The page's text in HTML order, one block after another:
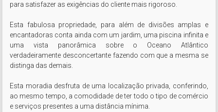
para satisfazer as exigências do cliente mais rigoroso.
Esta fabulosa propriedade, para além de divisões amplas e
encantadoras conta ainda com um jardim, uma piscina infinita e
uma vista panorâmica sobre o Oceano Atlântico
verdadeiramente desconcertante fazendo com que a mesma se
distinga das demais.
Esta moradia desfruta de uma localização privada, conferindo,
ao mesmo tempo, a comodidade de ter todo o tipo de comércio
e serviços presentes a uma distância mínima.